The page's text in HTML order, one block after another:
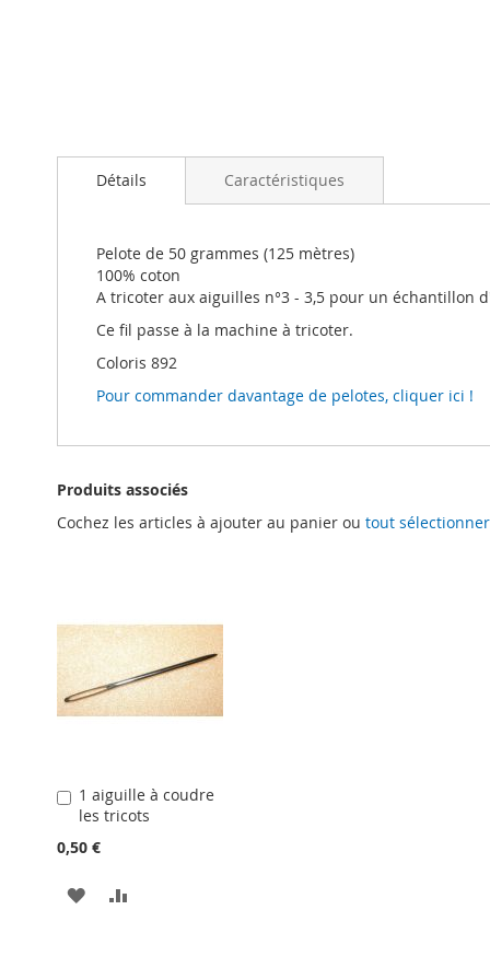
au
début
Galerie
d’images
Détails
Pelote de 50 grammes (125 mètres)
100% coton
A tricoter aux aiguilles n°3 - 3,5 pour un échantillon
Ce fil passe à la machine à tricoter.
Coloris 892
Pour commander davantage de pelotes, cliquer ici !
Caractéristiques
Produits associés
Cochez les articles à ajouter au panier ou tout sélectionner
1 aiguille à coudre
les tricots
0,50 €
Ajouter
au
panier
AJOUTER